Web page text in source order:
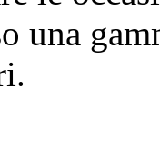
una